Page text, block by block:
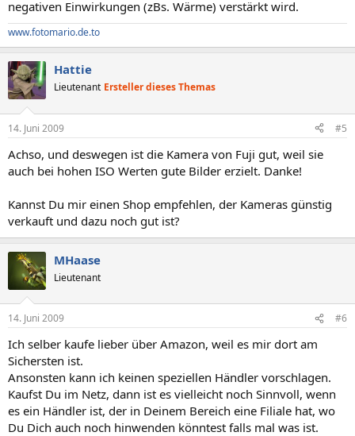
negativen Einwirkungen (zBs. Wärme) verstärkt wird.
www.fotomario.de.to
Hattie
Lieutenant Ersteller dieses Themas
14. Juni 2009 #5
Achso, und deswegen ist die Kamera von Fuji gut, weil sie
auch bei hohen ISO Werten gute Bilder erzielt. Danke!
Kannst Du mir einen Shop empfehlen, der Kameras günstig
verkauft und dazu noch gut ist?
MHaase
Lieutenant
14. Juni 2009 #6
Ich selber kaufe lieber über Amazon, weil es mir dort am
Sichersten ist.
Ansonsten kann ich keinen speziellen Händler vorschlagen.
Kaufst Du im Netz, dann ist es vielleicht noch Sinnvoll, wenn
es ein Händler ist, der in Deinem Bereich eine Filiale hat, wo
Du Dich auch noch hinwenden könntest falls mal was ist.